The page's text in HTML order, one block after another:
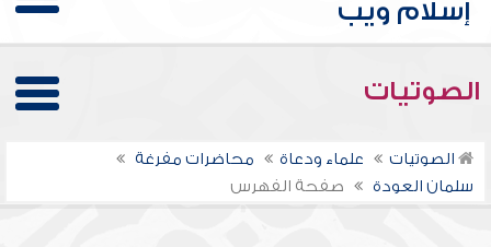
الصوتيات
الصوتيات علماء ودعاة
محاضرات مفرغة
سلمان العودة
صفحة الفهرس